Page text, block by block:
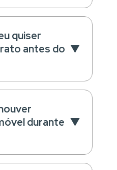
quiser
antes do
durante